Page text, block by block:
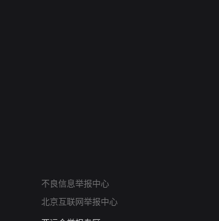
不良信息举报中心
北京互联网举报中心
算法推荐专项举报